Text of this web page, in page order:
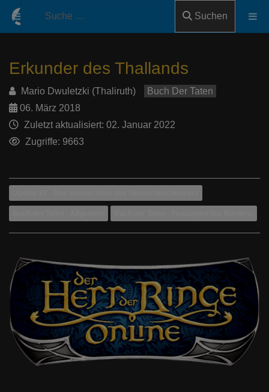
Suchen
Erkunder des Thallands
Mario Dwuletzki (Thaliruth)
Buch Der Taten
06. März 2018
Zuletzt aktualisiert: 02. Januar 2022
Zugriffe: 9663